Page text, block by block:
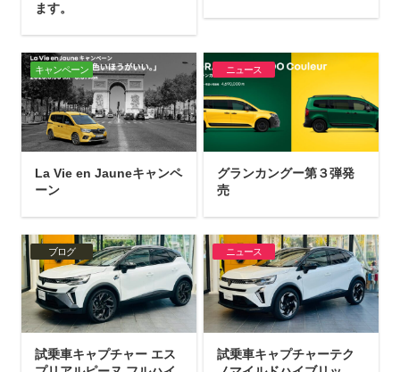
ます。
キャンペーン
La Vie en Jauneキャンペ
ーン
ニュース
グランカングー第３弾発
売
ブログ
試乗車キャプチャー エス
ニュース
試乗車キャプチャーテク